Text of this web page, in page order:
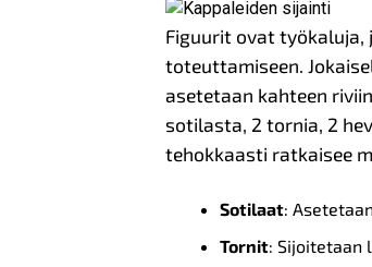
Figuurit ovat
toteuttamiseen.
asetetaan kahteen
sotilasta, 2 tornia, 2
tehokkaasti ratkaisee
Sotilaat:
Tornit: Sijoitetaan